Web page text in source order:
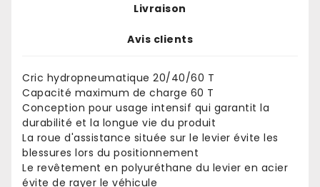
Livraison
Avis clients
Cric hydropneumatique 20/40/60 T
Capacité maximum de charge 60 T
Conception pour usage intensif qui garantit la
durabilité et la longue vie du produit
La roue d'assistance située sur le levier évite les
blessures lors du positionnement
Le revêtement en polyuréthane du levier en acier
évite de rayer le véhicule